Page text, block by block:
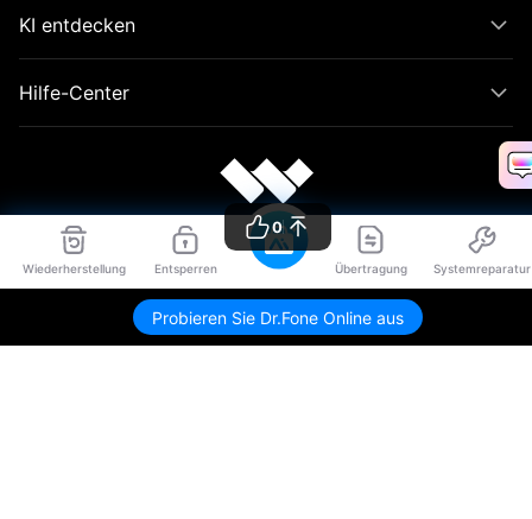
Wiederherstellung Entsperren Übertragung Systemreparatur
Probieren Sie Dr.Fone Online aus
KI entdecken
Hilfe-Center
0